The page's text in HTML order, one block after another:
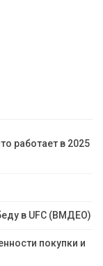
работает в 2025
в UFC (ВМДЕО)
покупки и